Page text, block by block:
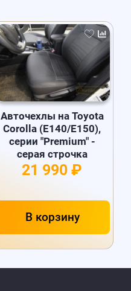
Авточехлы на Toyota
Corolla (E140/E150),
серии "Premium" -
серая строчка
21 990 ₽
В корзину